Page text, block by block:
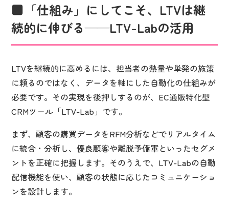
「仕組み」にしてこそ、LTVは継
続的に伸びる——LTV-Labの活用
LTVを継続的に高めるには、担当者の熱量や単発の施策
に頼るのではなく、データを軸にした自動化の仕組みが
必要です。その実現を後押しするのが、EC通販特化型
CRMツール「LTV-Lab」です。
まず、顧客の購買データをRFM分析などでリアルタイム
に統合・分析し、優良顧客や離脱予備軍といったセグメ
ントを正確に把握します。そのうえで、LTV-Labの自動
配信機能を使い、顧客の状態に応じたコミュニケーショ
ンを設計します。